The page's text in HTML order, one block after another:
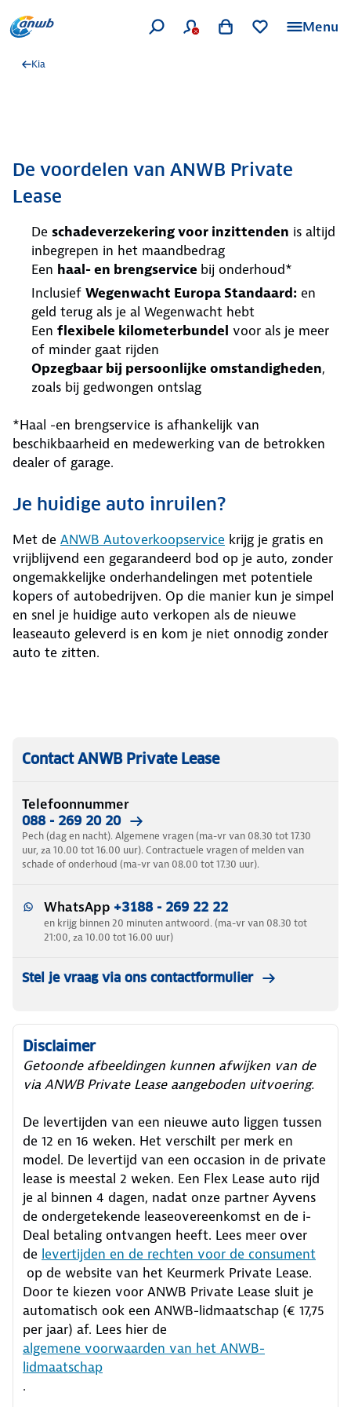
Menu
Kia
De voordelen van ANWB Private
Lease
De schadeverzekering voor inzittenden is altijd
inbegrepen in het maandbedrag
Een haal- en brengservice bij onderhoud*
Inclusief Wegenwacht Europa Standaard: en
geld terug als je al Wegenwacht hebt
Een flexibele kilometerbundel voor als je meer
of minder gaat rijden
Opzegbaar bij persoonlijke omstandigheden,
zoals bij gedwongen ontslag
*Haal -en brengservice is afhankelijk van
beschikbaarheid en medewerking van de betrokken
dealer of garage.
Je huidige auto inruilen?
Met de ANWB Autoverkoopservice krijg je gratis en
vrijblijvend een gegarandeerd bod op je auto, zonder
ongemakkelijke onderhandelingen met potentiele
kopers of autobedrijven. Op die manier kun je simpel
en snel je huidige auto verkopen als de nieuwe
leaseauto geleverd is en kom je niet onnodig zonder
auto te zitten.
Contact ANWB Private Lease
Telefoonnummer
088 - 269 20 20
Pech (dag en nacht). Algemene vragen (ma-vr van 08.30 tot 17.30
uur, za 10.00 tot 16.00 uur). Contractuele vragen of melden van
schade of onderhoud (ma-vr van 08.00 tot 17.30 uur).
WhatsApp +3188 - 269 22 22
en krijg binnen 20 minuten antwoord. (ma-vr van 08.30 tot
21:00, za 10.00 tot 16.00 uur)
Stel je vraag via ons contactformulier
Disclaimer
Getoonde afbeeldingen kunnen afwijken van de
via ANWB Private Lease aangeboden uitvoering.
De levertijden van een nieuwe auto liggen tussen
de 12 en 16 weken. Het verschilt per merk en
model. De levertijd van een occasion in de private
lease is meestal 2 weken. Een Flex Lease auto rijd
je al binnen 4 dagen, nadat onze partner Ayvens
de ondergetekende leaseovereenkomst en de i-
Deal betaling ontvangen heeft. Lees meer over
de levertijden en de rechten voor de consument
op de website van het Keurmerk Private Lease.
Door te kiezen voor ANWB Private Lease sluit je
automatisch ook een ANWB-lidmaatschap (€ 17,75
per jaar) af. Lees hier de
algemene voorwaarden van het ANWB-
lidmaatschap
.